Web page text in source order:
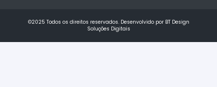
©2025 Todos os direitos reservados. Desenvolvido por BT Design
Soluções Digitais